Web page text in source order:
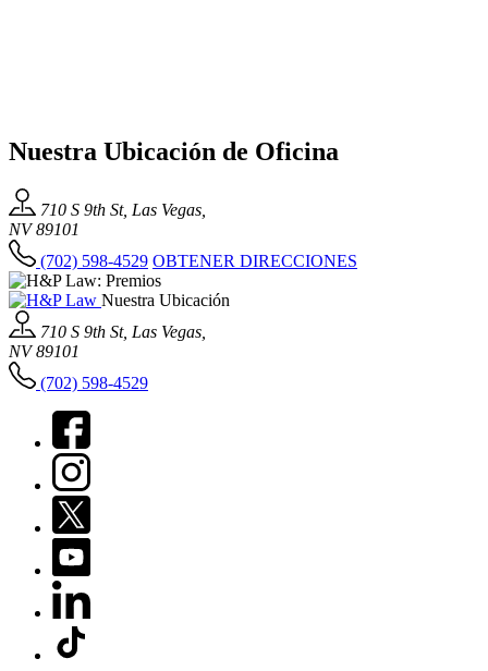
Nuestra Ubicación de Oficina
710 S 9th St, Las Vegas,
NV 89101
(702) 598-4529 OBTENER DIRECCIONES
Nuestra Ubicación
710 S 9th St, Las Vegas,
NV 89101
(702) 598-4529